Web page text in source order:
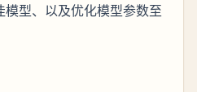
型、以及优化模型参数至